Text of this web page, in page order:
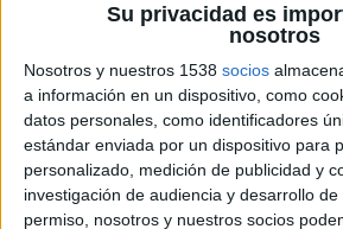
Su privacidad es
nosotros
Nosotros y nuestros 1538 socios
a información en un dispositivo, como
datos personales, como identificadores
estándar enviada por un dispositivo para
personalizado, medición de publicidad y
investigación de audiencia y desarrollo de
permiso, nosotros y nuestros socios
El fons de solidaritat és un ajut
companyia d’aigua i el
comporta l’exempció del
conceptes de la factura que
d’Agbar a aquelles persones
situació de precarietat i